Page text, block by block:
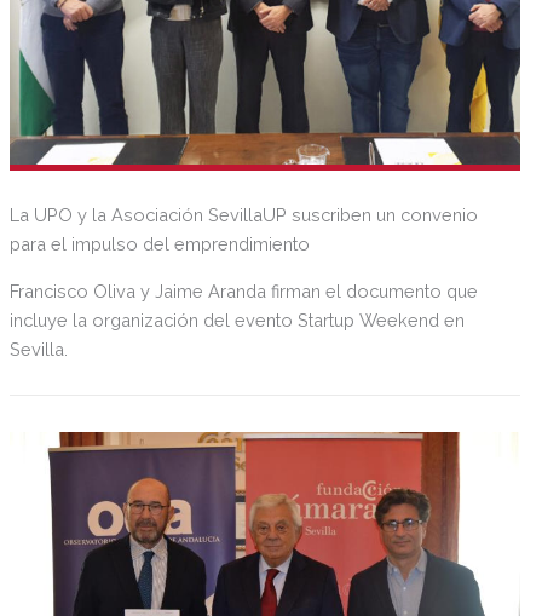
La UPO y la Asociación SevillaUP suscriben un convenio
para el impulso del emprendimiento
Francisco Oliva y Jaime Aranda firman el documento que
incluye la organización del evento Startup Weekend en
Sevilla.